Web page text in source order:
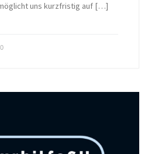
uns kurzfristig auf […]